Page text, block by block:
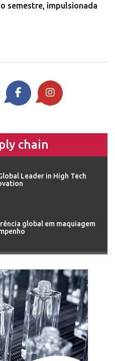
semestre, impulsionada
chain
Leader in High Tech
global em maquiagem